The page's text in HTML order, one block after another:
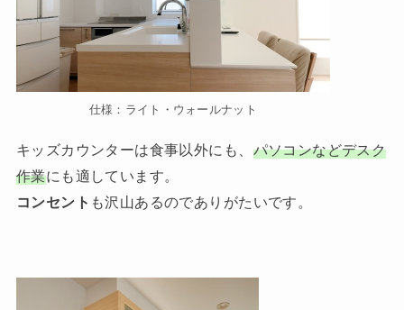
仕様：ライト・ウォールナット
キッズカウンターは食事以外にも、 パソコンなどデスク
作業にも適しています。
コンセント も沢山あるのでありがたいです。